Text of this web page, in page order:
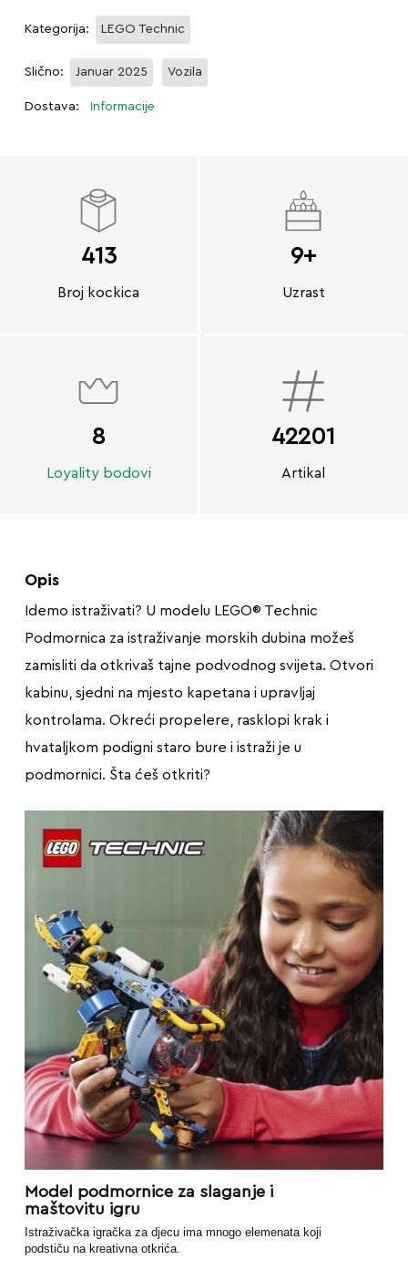
Kategorija: LEGO Technic
Slično: Januar 2025 Vozila
Dostava: Informacije
413
Broj kockica
9+
Uzrast
8
Loyality bodovi
42201
Artikal
Opis
Idemo istraživati? U modelu LEGO® Technic
Podmornica za istraživanje morskih dubina možeš
zamisliti da otkrivaš tajne podvodnog svijeta. Otvori
kabinu, sjedni na mjesto kapetana i upravljaj
kontrolama. Okreći propelere, rasklopi krak i
hvataljkom podigni staro bure i istraži je u
podmornici. Šta ćeš otkriti?
Model podmornice za slaganje i
maštovitu igru
Istraživačka igračka za djecu ima mnogo elemenata koji
podstiču na kreativna otkrića.